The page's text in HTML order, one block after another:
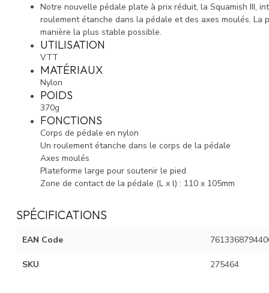
Notre nouvelle pédale plate à prix réduit, la Squamish III,
roulement étanche dans la pédale et des axes moulés.
manière la plus stable possible.
UTILISATION
VTT
MATÉRIAUX
Nylon
POIDS
370g
FONCTIONS
Corps de pédale en nylon
Un roulement étanche dans le corps de la pédale
Axes moulés
Plateforme large pour soutenir le pied
Zone de contact de la pédale (L x l) : 110 x 105mm
SPÉCIFICATIONS
EAN Code
SKU 275464